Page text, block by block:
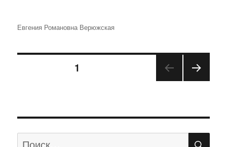
Автор
Евгения Романовна Верюжская
Навигация
1
СТРА
А